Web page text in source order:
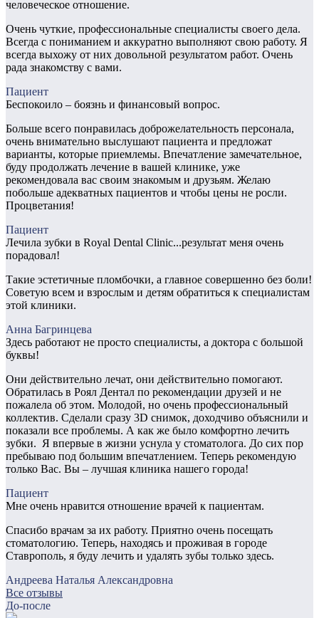
человеческое отношение.
Очень чуткие, профессиональные специалисты своего дела.
Всегда с пониманием и аккуратно выполняют свою работу. Я
всегда выхожу от них довольной результатом работ. Очень
рада знакомству с вами.
Пациент
Беспокоило – боязнь и финансовый вопрос.
Больше всего понравилась доброжелательность персонала,
очень внимательно выслушают пациента и предложат
варианты, которые приемлемы. Впечатление замечательное,
буду продолжать лечение в вашей клинике, уже
рекомендовала вас своим знакомым и друзьям. Желаю
побольше адекватных пациентов и чтобы цены не росли.
Процветания!
Пациент
Лечила зубки в Royal Dental Clinic...результат меня очень
порадовал!
Такие эстетичные пломбочки, а главное совершенно без боли!
Советую всем и взрослым и детям обратиться к специалистам
этой клиники.
​Анна Багринцева
Здесь работают не просто специалисты, а доктора с большой
буквы!
Они действительно лечат, они действительно помогают.
Обратилась в Роял Дентал по рекомендации друзей и не
пожалела об этом. Молодой, но очень профессиональный
коллектив. Сделали сразу 3D снимок, доходчиво объяснили и
показали все проблемы. А как же было комфортно лечить
зубки. Я впервые в жизни уснула у стоматолога. До сих пор
пребываю под большим впечатлением. Теперь рекомендую
только Вас. Вы – лучшая клиника нашего города!
Пациент
Мне очень нравится отношение врачей к пациентам.
Спасибо врачам за их работу. Приятно очень посещать
стоматологию. Теперь, находясь и проживая в городе
Ставрополь, я буду лечить и удалять зубы только здесь.
Андреева Наталья Александровна
Все отзывы
До-после